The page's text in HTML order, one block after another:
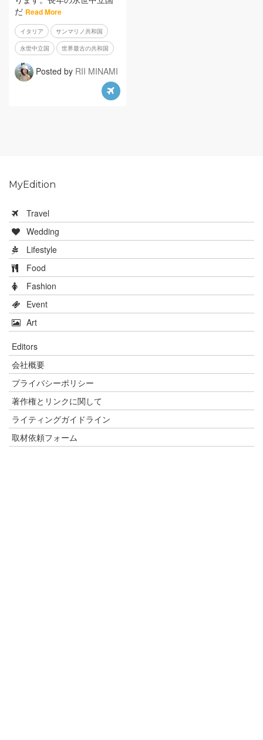
だ Read More
イタリア サンマリノ共和国
永世中立国 世界最古の共和国
Posted by RII MINAMI
MyEdition
Travel
Wedding
Lifestyle
Food
Fashion
Event
Art
Editors
会社概要
プライバシーポリシー
著作権とリンクに関して
ライティングガイドライン
取材依頼フォーム